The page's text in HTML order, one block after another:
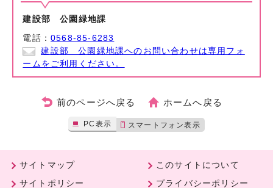
建設部 公園緑地課
電話：0568-85-6283
建設部 公園緑地課へのお問い合わせは専用フォ
ームをご利用ください。
前のページへ戻る ホームへ戻る
PC表示 スマートフォン表示
サイトマップ
このサイトについて
サイトポリシー
プライバシーポリシー